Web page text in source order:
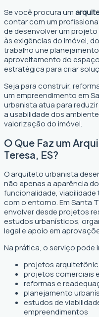
Se você procura um
contar com um
de desenvolver um
às exigências do imóvel,
trabalho une
aproveitamento do
estratégica para criar
Seja para construir,
um empreendimento em
urbanista atua para
a usabilidade dos
valorização do imóvel.
O Que Faz um
Teresa, ES?
O arquiteto urbanista
não apenas a aparência
funcionalidade,
com o entorno. Em Santa
envolver desde projetos
estudos urbanísticos,
legal e apoio em
Na prática, o serviço pode
projetos
projetos comerciais
reformas e
planejamento
estudos de
empreendimentos